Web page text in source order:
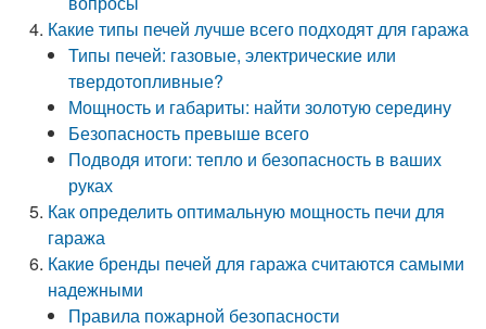
Какие типы печей лучше всего подходят для гаража
Типы печей: газовые, электрические или
твердотопливные?
Мощность и габариты: найти золотую середину
Безопасность превыше всего
Подводя итоги: тепло и безопасность в ваших
руках
Как определить оптимальную мощность печи для
гаража
Какие бренды печей для гаража считаются самыми
надежными
Правила пожарной безопасности